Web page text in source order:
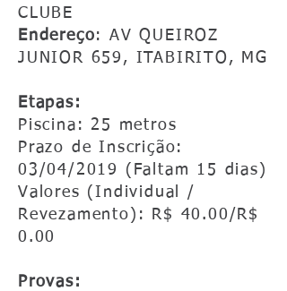
CLUBE
Endereço: AV QUEIROZ
JUNIOR 659, ITABIRITO, MG
Etapas:
Piscina: 25 metros
Prazo de Inscrição:
03/04/2019 (Faltam 15 dias)
Valores (Individual /
Revezamento): R$ 40.00/R$
0.00
Provas: